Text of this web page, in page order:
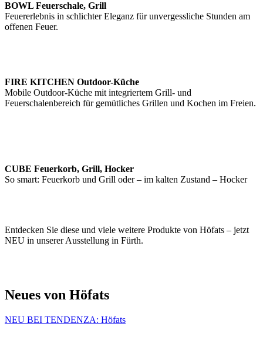
BOWL Feuerschale, Grill
Feuererlebnis in schlichter Eleganz für unvergessliche Stunden am
offenen Feuer.
FIRE KITCHEN Outdoor-Küche
Mobile Outdoor-Küche mit integriertem Grill- und
Feuerschalenbereich für gemütliches Grillen und Kochen im Freien.
CUBE Feuerkorb, Grill, Hocker
So smart: Feuerkorb und Grill oder – im kalten Zustand – Hocker
Entdecken Sie diese und viele weitere Produkte von Höfats – jetzt
NEU in unserer Ausstellung in Fürth.
Neues von Höfats
NEU BEI TENDENZA: Höfats